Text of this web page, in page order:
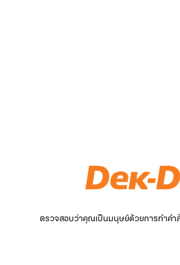
ตรวจสอบว่าคุณเป็นมนุษย์ด้วยการทำคำสั่